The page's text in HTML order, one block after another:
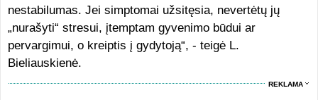
nestabilumas. Jei simptomai užsitęsia, nevertėtų jų
„nurašyti“ stresui, įtemptam gyvenimo būdui ar
pervargimui, o kreiptis į gydytoją“, - teigė L.
Bieliauskienė.
REKLAMA